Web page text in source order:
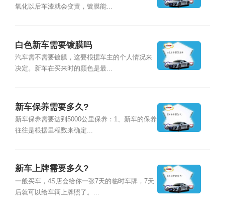
氧化以后车漆就会变黄，镀膜能...
白色新车需要镀膜吗
汽车需不需要镀膜，这要根据车主的个人情况来
决定。新车在买来时的颜色是最...
新车保养需要多久?
新车保养需要达到5000公里保养：1、新车的保养
往往是根据里程数来确定...
新车上牌需要多久?
一般买车，4S店会给你一张7天的临时车牌，7天
后就可以给车辆上牌照了。...